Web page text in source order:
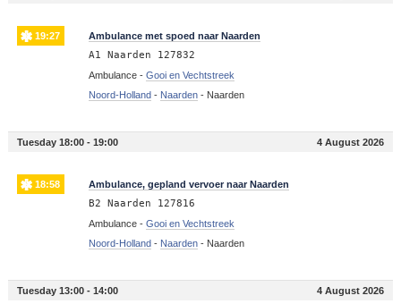
19:27 Ambulance met spoed naar Naarden
A1 Naarden 127832
Ambulance - Gooi en Vechtstreek
Noord-Holland- Naarden- Naarden
Tuesday 18:00 - 19:00 4 August 2026
18:58 Ambulance, gepland vervoer naar Naarden
B2 Naarden 127816
Ambulance - Gooi en Vechtstreek
Noord-Holland- Naarden- Naarden
Tuesday 13:00 - 14:00 4 August 2026